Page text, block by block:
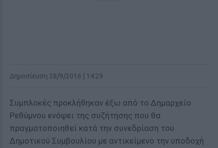
Δημοσίευση 28/9/2016 | 14:29
Συμπλοκές προκλήθηκαν έξω από το Δημαρχείο
Ρεθύμνου ενόψει της συζήτησης που θα
πραγματοποιηθεί κατά την συνεδρίαση του
Δημοτικού Συμβουλίου με αντικείμενο την υποδοχή